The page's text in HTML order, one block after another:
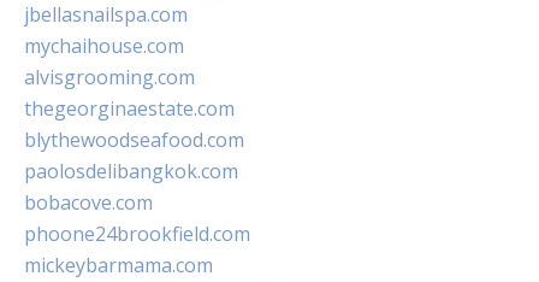
jbellasnailspa.com
mychaihouse.com
alvisgrooming.com
thegeorginaestate.com
blythewoodseafood.com
paolosdelibangkok.com
bobacove.com
phoone24brookfield.com
mickeybarmama.com